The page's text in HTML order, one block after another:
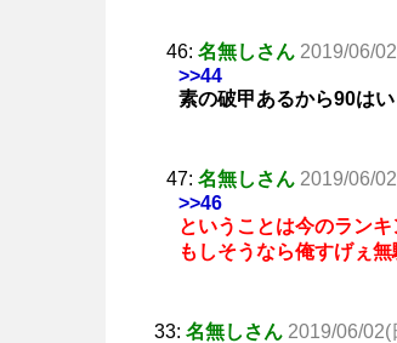
46: 名無しさん 2019/06/
>>44
素の破甲あるから90は
47: 名無しさん 2019/06/
>>46
ということは今のラン
もしそうなら俺すげぇ
33: 名無しさん 2019/06/02(